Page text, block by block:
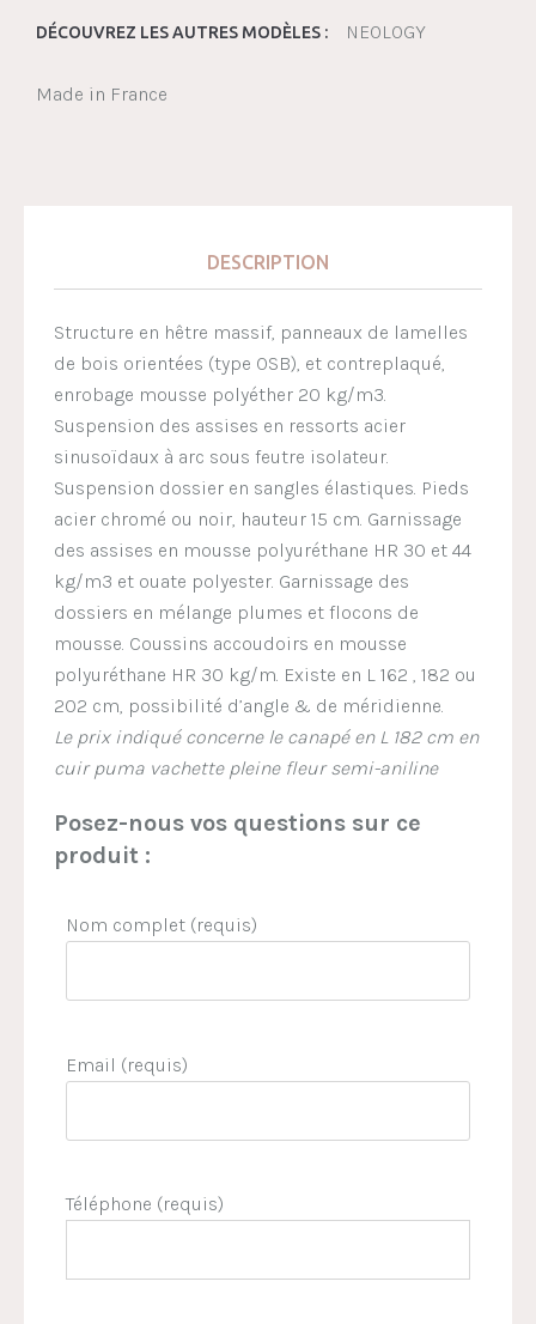
DÉCOUVREZ LES AUTRES MODÈLES : NEOLOGY
Made in France
DESCRIPTION
Structure en hêtre massif, panneaux de lamelles
de bois orientées (type OSB), et contreplaqué,
enrobage mousse polyéther 20 kg/m3.
Suspension des assises en ressorts acier
sinusoïdaux à arc sous feutre isolateur.
Suspension dossier en sangles élastiques. Pieds
acier chromé ou noir, hauteur 15 cm. Garnissage
des assises en mousse polyuréthane HR 30 et 44
kg/m3 et ouate polyester. Garnissage des
dossiers en mélange plumes et flocons de
mousse. Coussins accoudoirs en mousse
polyuréthane HR 30 kg/m. Existe en L 162 , 182 ou
202 cm, possibilité d’angle & de méridienne.
Le prix indiqué concerne le canapé en L 182 cm en
cuir puma vachette pleine fleur semi-aniline
Posez-nous vos questions sur ce
produit :
Nom complet (requis)
Email (requis)
Téléphone (requis)